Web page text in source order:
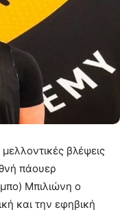
βλέψεις
πάουερ
Μπιλιώνη ο
και την εφηβική